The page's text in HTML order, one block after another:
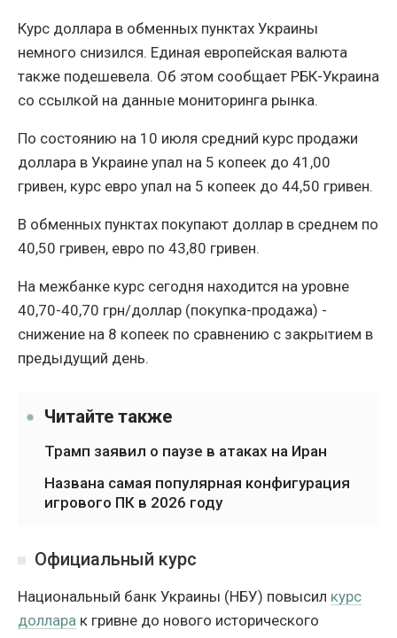
Курс доллара в обменных пунктах Украины
немного снизился. Единая европейская валюта
также подешевела. Об этом сообщает РБК-Украина
со ссылкой на данные мониторинга рынка.
По состоянию на 10 июля средний курс продажи
доллара в Украине упал на 5 копеек до 41,00
гривен, курс евро упал на 5 копеек до 44,50 гривен.
В обменных пунктах покупают доллар в среднем по
40,50 гривен, евро по 43,80 гривен.
На межбанке курс сегодня находится на уровне
40,70-40,70 грн/доллар (покупка-продажа) -
снижение на 8 копеек по сравнению с закрытием в
предыдущий день.
Читайте также
Трамп заявил о паузе в атаках на Иран
Названа самая популярная конфигурация
игрового ПК в 2026 году
Официальный курс
Национальный банк Украины (НБУ) повысил курс
доллара к гривне до нового исторического